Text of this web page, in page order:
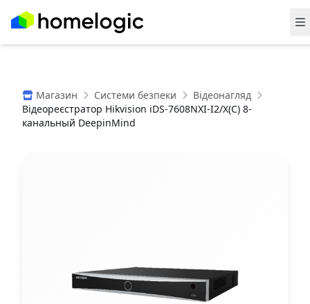
Магазин Системи безпеки
Відеонагляд
Відеореєстратор Hikvision iDS-7608NXI-I2/X(C) 8-
канальный DeepinMind